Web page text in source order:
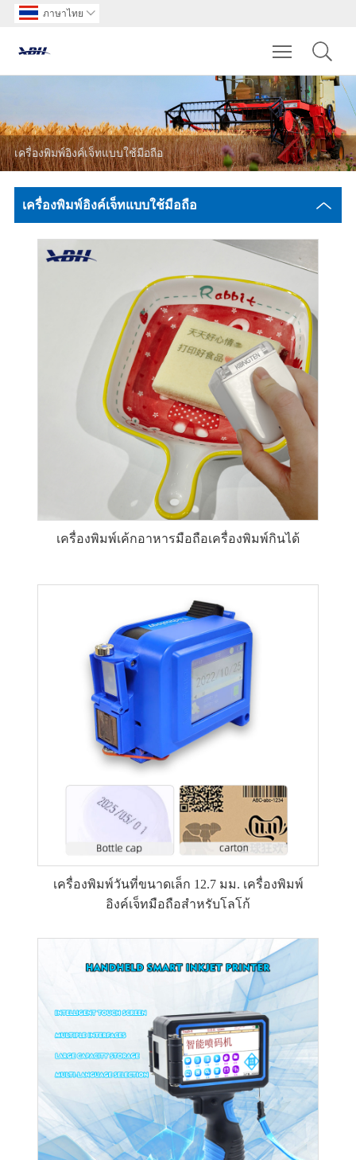
ภาษาไทย 
Toggle
เครื่องพิมพ์อิงค์เจ็ทแบบใช้มือถือ
เครื่องพิมพ์อิงค์เจ็ทแบบใช้มือถือ
เครื่องพิมพ์เค้กอาหารมือถือเครื่องพิมพ์กินได้
เครื่องพิมพ์วันที่ขนาดเล็ก 12.7 มม. เครื่องพิมพ์
อิงค์เจ็ทมือถือสำหรับโลโก้